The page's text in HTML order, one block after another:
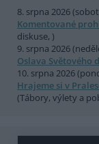
8. srpna 2026
Komentované
diskuse, )
9. srpna 2026
Oslava Světového
10. srpna 2026
Hrajeme si v
(Tábory, výlety a